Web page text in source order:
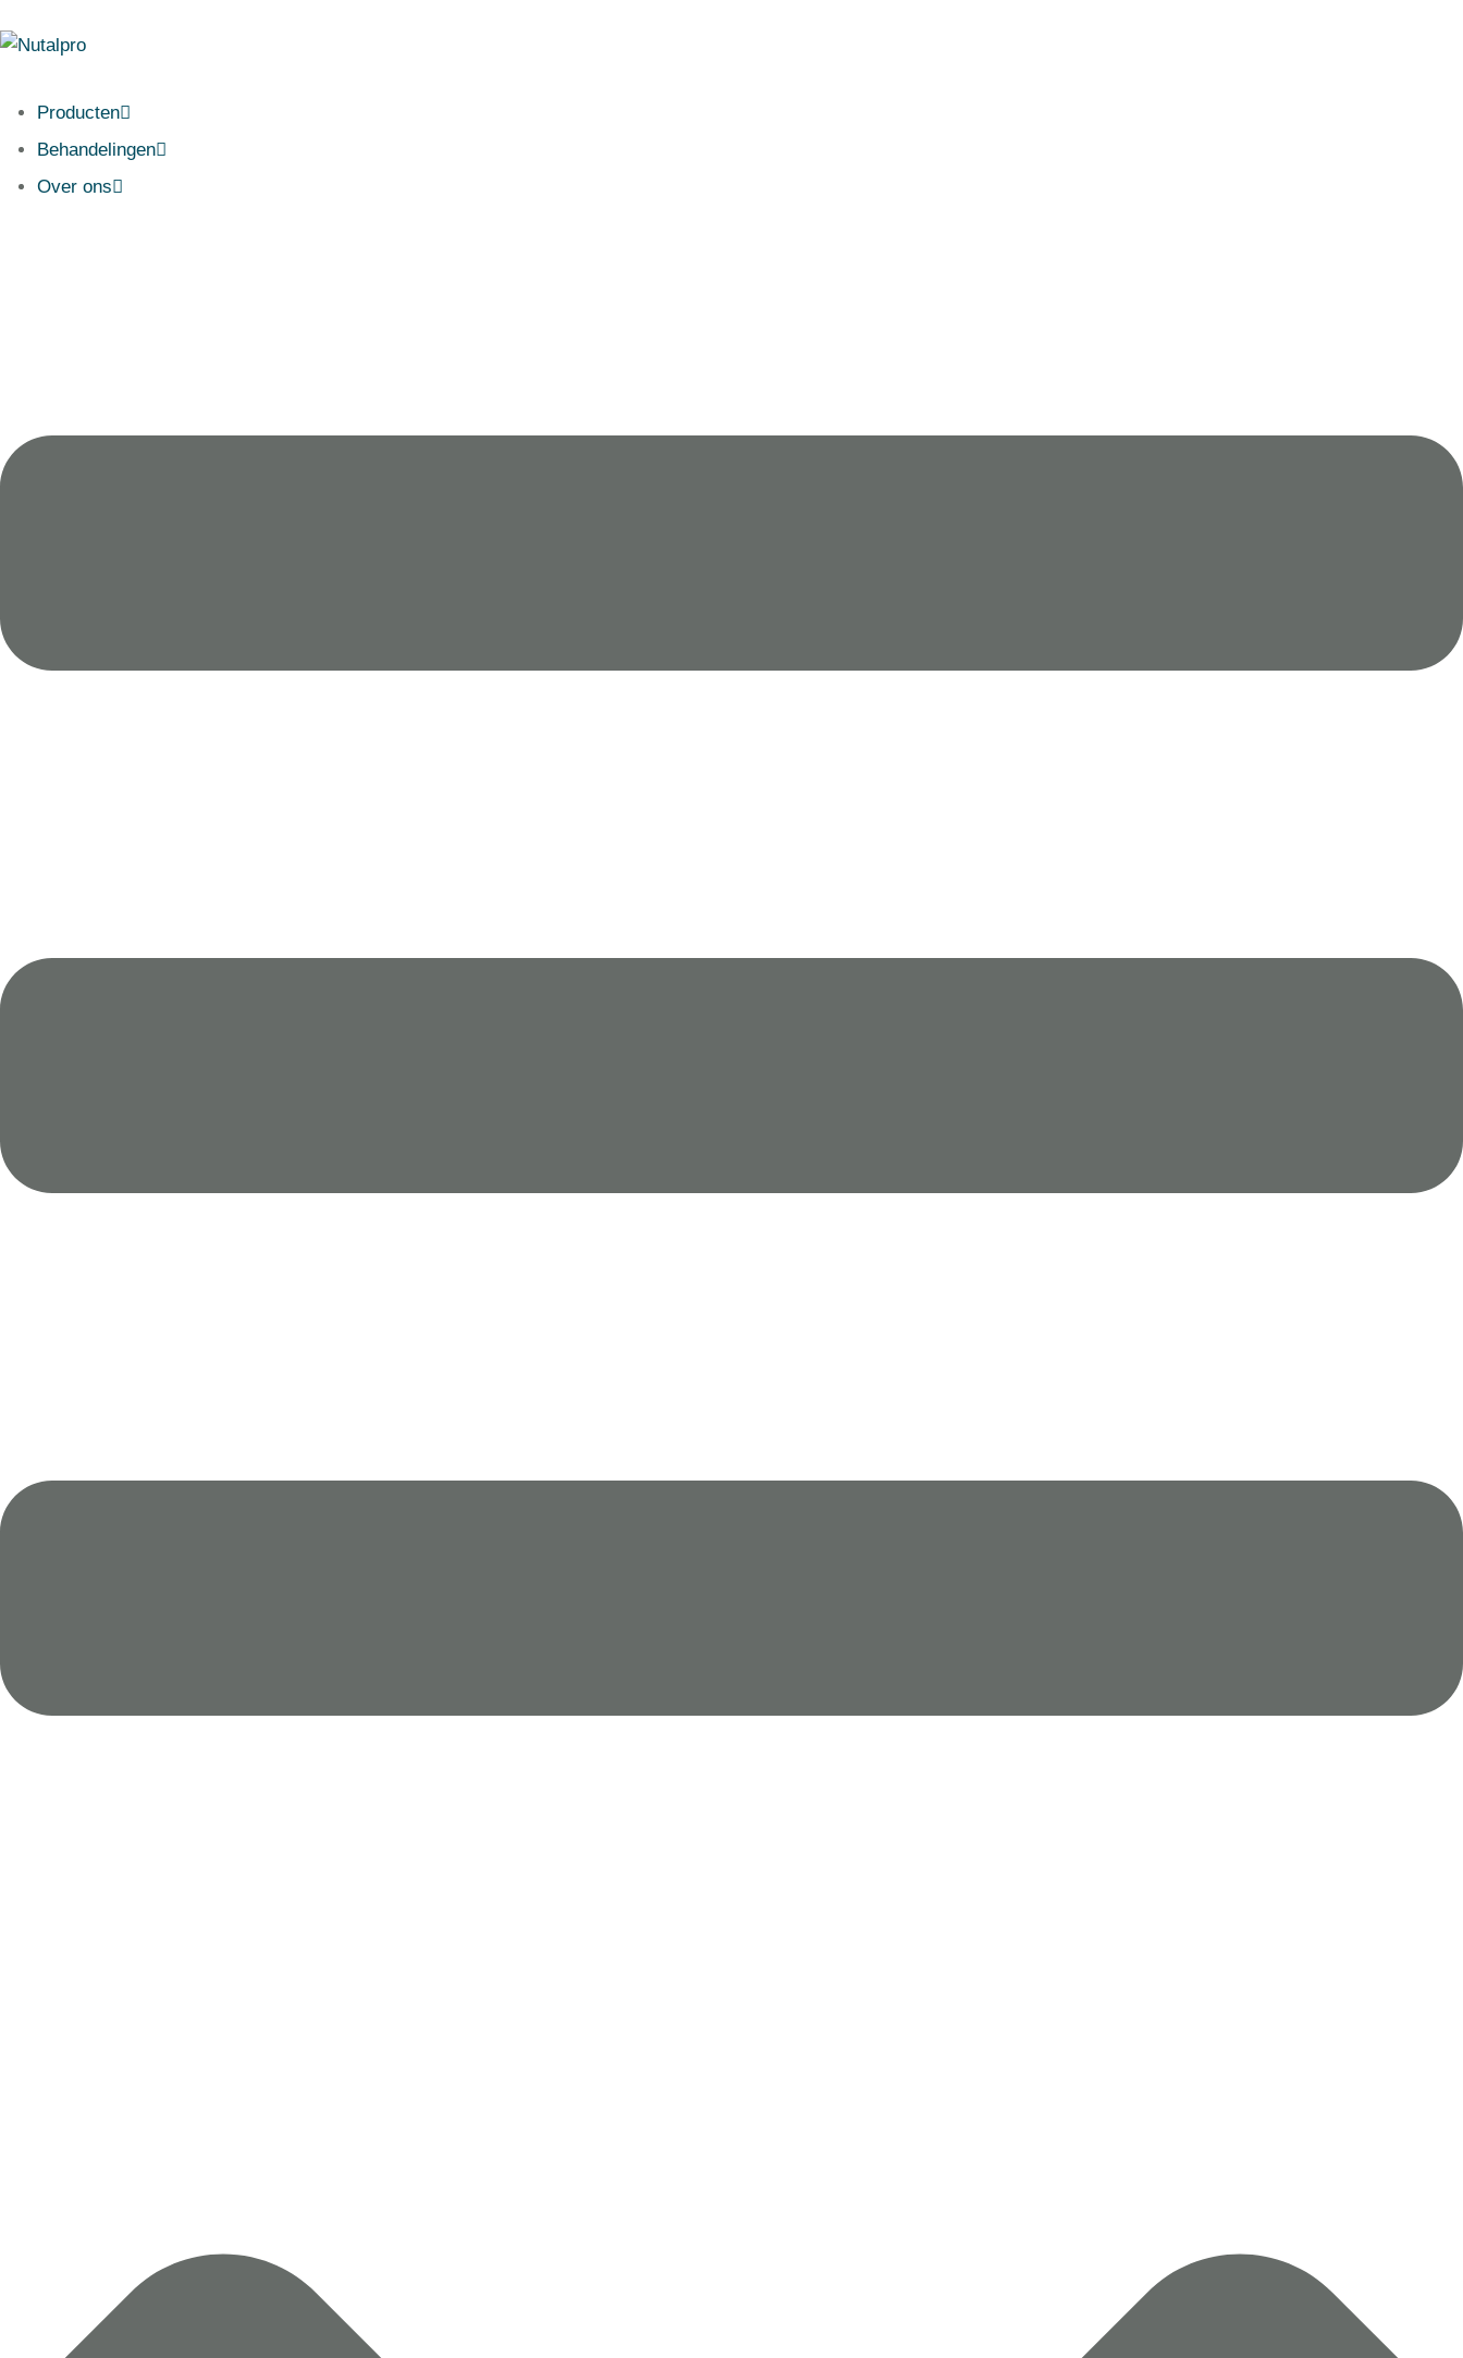
Producten
Behandelingen
Over ons